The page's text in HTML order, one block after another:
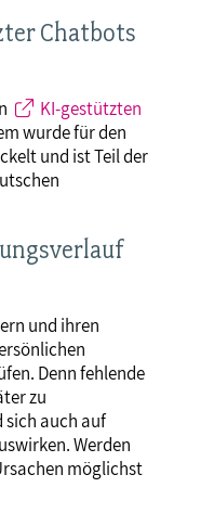
Chatbots
KI-gestützten
wurde für den
und ist Teil der
und ihren
Denn fehlende
zu
sich auch auf
Werden
möglichst